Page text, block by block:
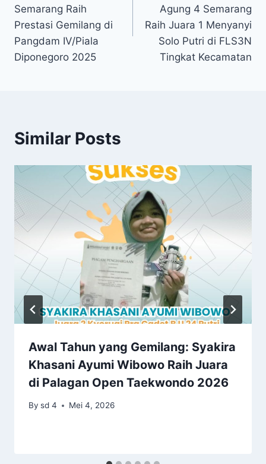
Semarang Raih
Prestasi Gemilang di
Pangdam IV/Piala
Diponegoro 2025
Agung 4 Semarang
Raih Juara 1 Menyanyi
Solo Putri di FLS3N
Tingkat Kecamatan
Similar Posts
Awal Tahun yang Gemilang: Syakira
Khasani Ayumi Wibowo Raih Juara
di Palagan Open Taekwondo 2026
By sd 4 Mei 4, 2026